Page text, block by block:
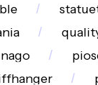
nago